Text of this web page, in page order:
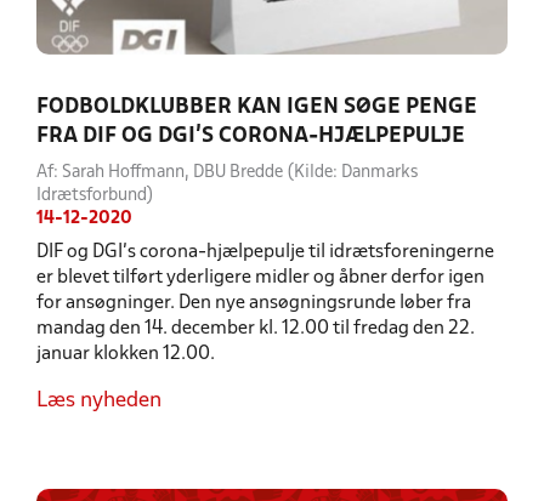
FODBOLDKLUBBER KAN IGEN SØGE PENGE
FRA DIF OG DGI'S CORONA-HJÆLPEPULJE
Af: Sarah Hoffmann, DBU Bredde (Kilde: Danmarks
Idrætsforbund)
14-12-2020
DIF og DGI’s corona-hjælpepulje til idrætsforeningerne
er blevet tilført yderligere midler og åbner derfor igen
for ansøgninger. Den nye ansøgningsrunde løber fra
mandag den 14. december kl. 12.00 til fredag den 22.
januar klokken 12.00.
Læs nyheden